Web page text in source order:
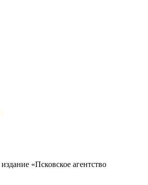
«Псковское агентство